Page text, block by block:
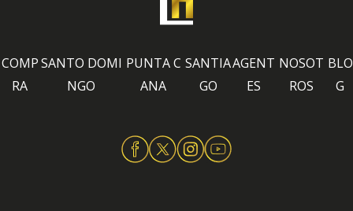
COMP
RA
SANTO DOMI
NGO
PUNTA C
ANA
SANTIA
GO
AGENT
ES
NOSOT
ROS
BLO
G